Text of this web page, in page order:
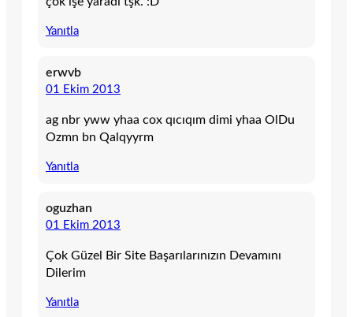
Yanıtla
erwvb
01 Ekim 2013
ag nbr yww yhaa cox qıcıqım dimi yhaa OlDu
Ozmn bn Qalqyyrm
Yanıtla
oguzhan
01 Ekim 2013
Çok Güzel Bir Site Başarılarınızın Devamını
Dilerim
Yanıtla